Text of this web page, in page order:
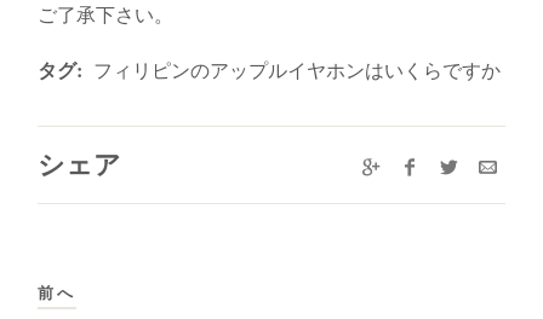
ご了承下さい。
タグ: フィリピンのアップルイヤホンはいくらですか
シェア
前へ